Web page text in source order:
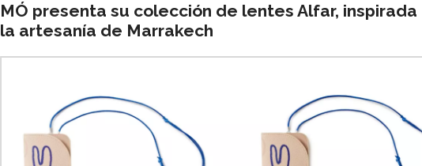
MÓ presenta su colección de lentes Alfar, inspirada
la artesanía de Marrakech